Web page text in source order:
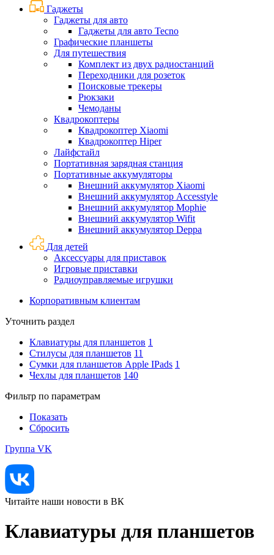
Гаджеты
Гаджеты для авто
Гаджеты для авто Tecno
Графические планшеты
Для путешествия
Комплект из двух радиостанций
Переходники для розеток
Поисковые трекеры
Рюкзаки
Чемоданы
Квадрокоптеры
Квадрокоптер Xiaomi
Квадрокоптер Hiper
Лайфстайл
Портативная зарядная станция
Портативные аккумуляторы
Внешний аккумулятор Xiaomi
Внешний аккумулятор Accesstyle
Внешний аккумулятор Mophie
Внешний аккумулятор Wifit
Внешний аккумулятор Deppa
Для детей
Аксессуары для приставок
Игровые приставки
Радиоуправляемые игрушки
Корпоративным клиентам
Уточнить раздел
Клавиатуры для планшетов 1
Стилусы для планшетов 11
Сумки для планшетов Apple IPads 1
Чехлы для планшетов 140
Фильтр по параметрам
Показать
Сбросить
Группа VK
Читайте наши новости в ВК
Клавиатуры для планшетов